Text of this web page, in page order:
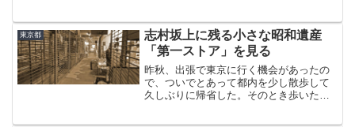
源を持つ赤線があった。“丸健”現在の松島
三丁目あたりに終戦直...
東京都
志村坂上に残る小さな昭和遺産
「第一ストア」を見る
昨秋、出張で東京に行く機会があったの
で、ついでとあって都内を少し散歩して
久しぶりに帰省した。そのとき歩いたの